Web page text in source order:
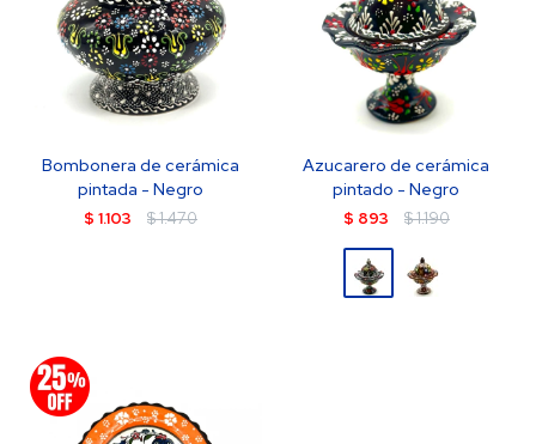
Bombonera de cerámica
pintada - Negro
$ 1.103 $1.470
Azucarero de cerámica
pintado - Negro
$ 893 $1.190